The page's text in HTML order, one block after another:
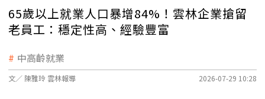
65歲以上就業人口暴增84%！雲林企業搶留
老員工：穩定性高、經驗豐富
中高齡就業
文／ 陳雅玲 雲林報導 2026-07-29 10:28